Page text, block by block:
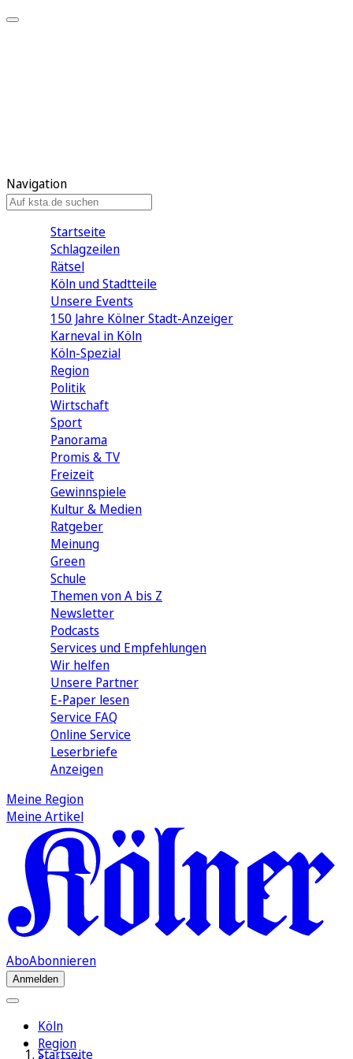
Navigation
Startseite
Schlagzeilen
Rätsel
Köln und Stadtteile
Unsere Events
150 Jahre Kölner Stadt-Anzeiger
Karneval in Köln
Köln-Spezial
Region
Politik
Wirtschaft
Sport
Panorama
Promis & TV
Freizeit
Gewinnspiele
Kultur & Medien
Ratgeber
Meinung
Green
Schule
Themen von A bis Z
Newsletter
Podcasts
Services und Empfehlungen
Wir helfen
Unsere Partner
E-Paper lesen
Service FAQ
Online Service
Leserbriefe
Anzeigen
Meine Region
Meine Artikel
AboAbonnieren
Anmelden
Köln
Region
Startseite